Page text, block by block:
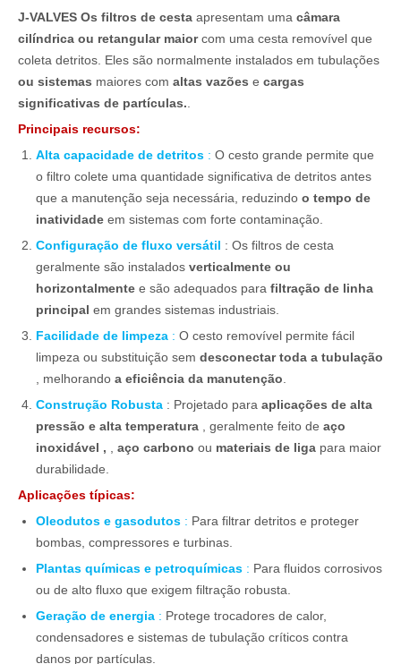
J-VALVES Os filtros de cesta apresentam uma câmara
cilíndrica ou retangular maiorcom uma cesta removível que
coleta detritos. Eles são normalmente instalados em tubulações
ou sistemas maiores com altas vazões e cargas
significativas de partículas.
Principais recursos:
Alta capacidade de detritos : O cesto grande permite que
o filtro colete uma quantidade significativa de detritos antes
que a manutenção seja necessária, reduzindo o tempo de
inatividade em sistemas com forte contaminação.
Configuração de fluxo versátil : Os filtros de cesta
geralmente são instalados verticalmente ou
horizontalmente e são adequados para filtração de linha
principal em grandes sistemas industriais.
Facilidade de limpeza : O cesto removível permite fácil
limpeza ou substituição sem desconectar toda a tubulação
, melhorando a eficiência da manutenção
Construção Robusta : Projetado para aplicações de alta
pressão e alta temperatura
, geralmente feito de aço
inoxidável ,
aço carbono ou materiais de liga para maior
durabilidade.
Aplicações típicas:
Oleodutos e gasodutos : Para filtrar detritos e proteger
bombas, compressores e turbinas.
Plantas químicas e petroquímicas : Para fluidos corrosivos
ou de alto fluxo que exigem filtração robusta.
Geração de energia : Protege trocadores de calor,
condensadores e sistemas de tubulação críticos contra
danos por partículas.